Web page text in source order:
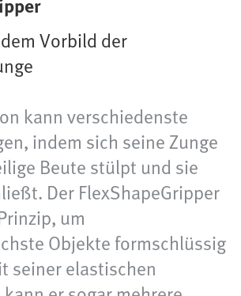
Vorbild der
kann verschiedenste
indem sich seine Zunge
Beute stülpt und sie
Der FlexShapeGripper
um
Objekte formschlüssig
seiner elastischen